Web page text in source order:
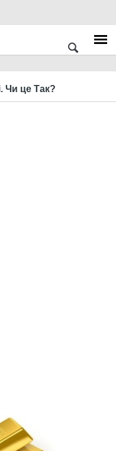
Чи це Так?